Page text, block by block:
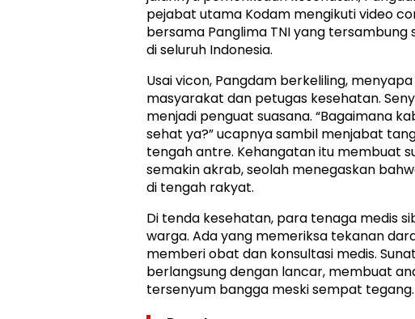
pejabat utama Kodam mengikuti video
bersama Panglima TNI yang
di seluruh Indonesia.
Usai vicon, Pangdam berkeliling,
masyarakat dan petugas kesehatan.
menjadi penguat suasana. “Bagaimana
sehat ya?” ucapnya sambil menjabat
tengah antre. Kehangatan itu membuat
semakin akrab, seolah menegaskan
di tengah rakyat.
Di tenda kesehatan, para tenaga medis
warga. Ada yang memeriksa tekanan
memberi obat dan konsultasi medis.
berlangsung dengan lancar, membuat
tersenyum bangga meski sempat tegang.